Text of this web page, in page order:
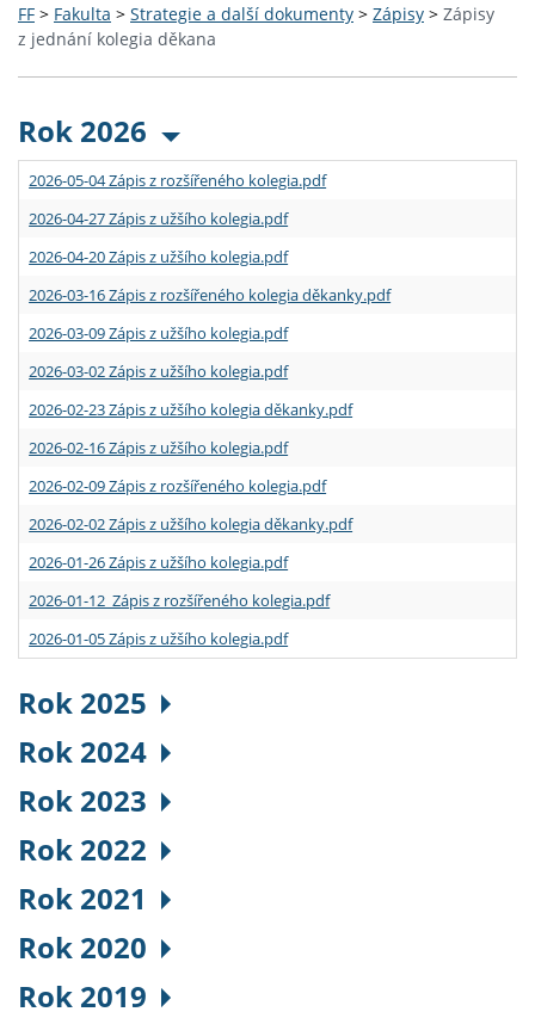
FF > Fakulta > Strategie a další dokumenty > Zápisy > Zápisy
z jednání kolegia děkana
Rok 2026
2026-05-04 Zápis z rozšířeného kolegia.pdf
2026-04-27 Zápis z užšího kolegia.pdf
2026-04-20 Zápis z užšího kolegia.pdf
2026-03-16 Zápis z rozšířeného kolegia děkanky.pdf
2026-03-09 Zápis z užšího kolegia.pdf
2026-03-02 Zápis z užšího kolegia.pdf
2026-02-23 Zápis z užšího kolegia děkanky.pdf
2026-02-16 Zápis z užšího kolegia.pdf
2026-02-09 Zápis z rozšířeného kolegia.pdf
2026-02-02 Zápis z užšího kolegia děkanky.pdf
2026-01-26 Zápis z užšího kolegia.pdf
2026-01-12 Zápis z rozšířeného kolegia.pdf
2026-01-05 Zápis z užšího kolegia.pdf
Rok 2025
Rok 2024
Rok 2023
Rok 2022
Rok 2021
Rok 2020
Rok 2019